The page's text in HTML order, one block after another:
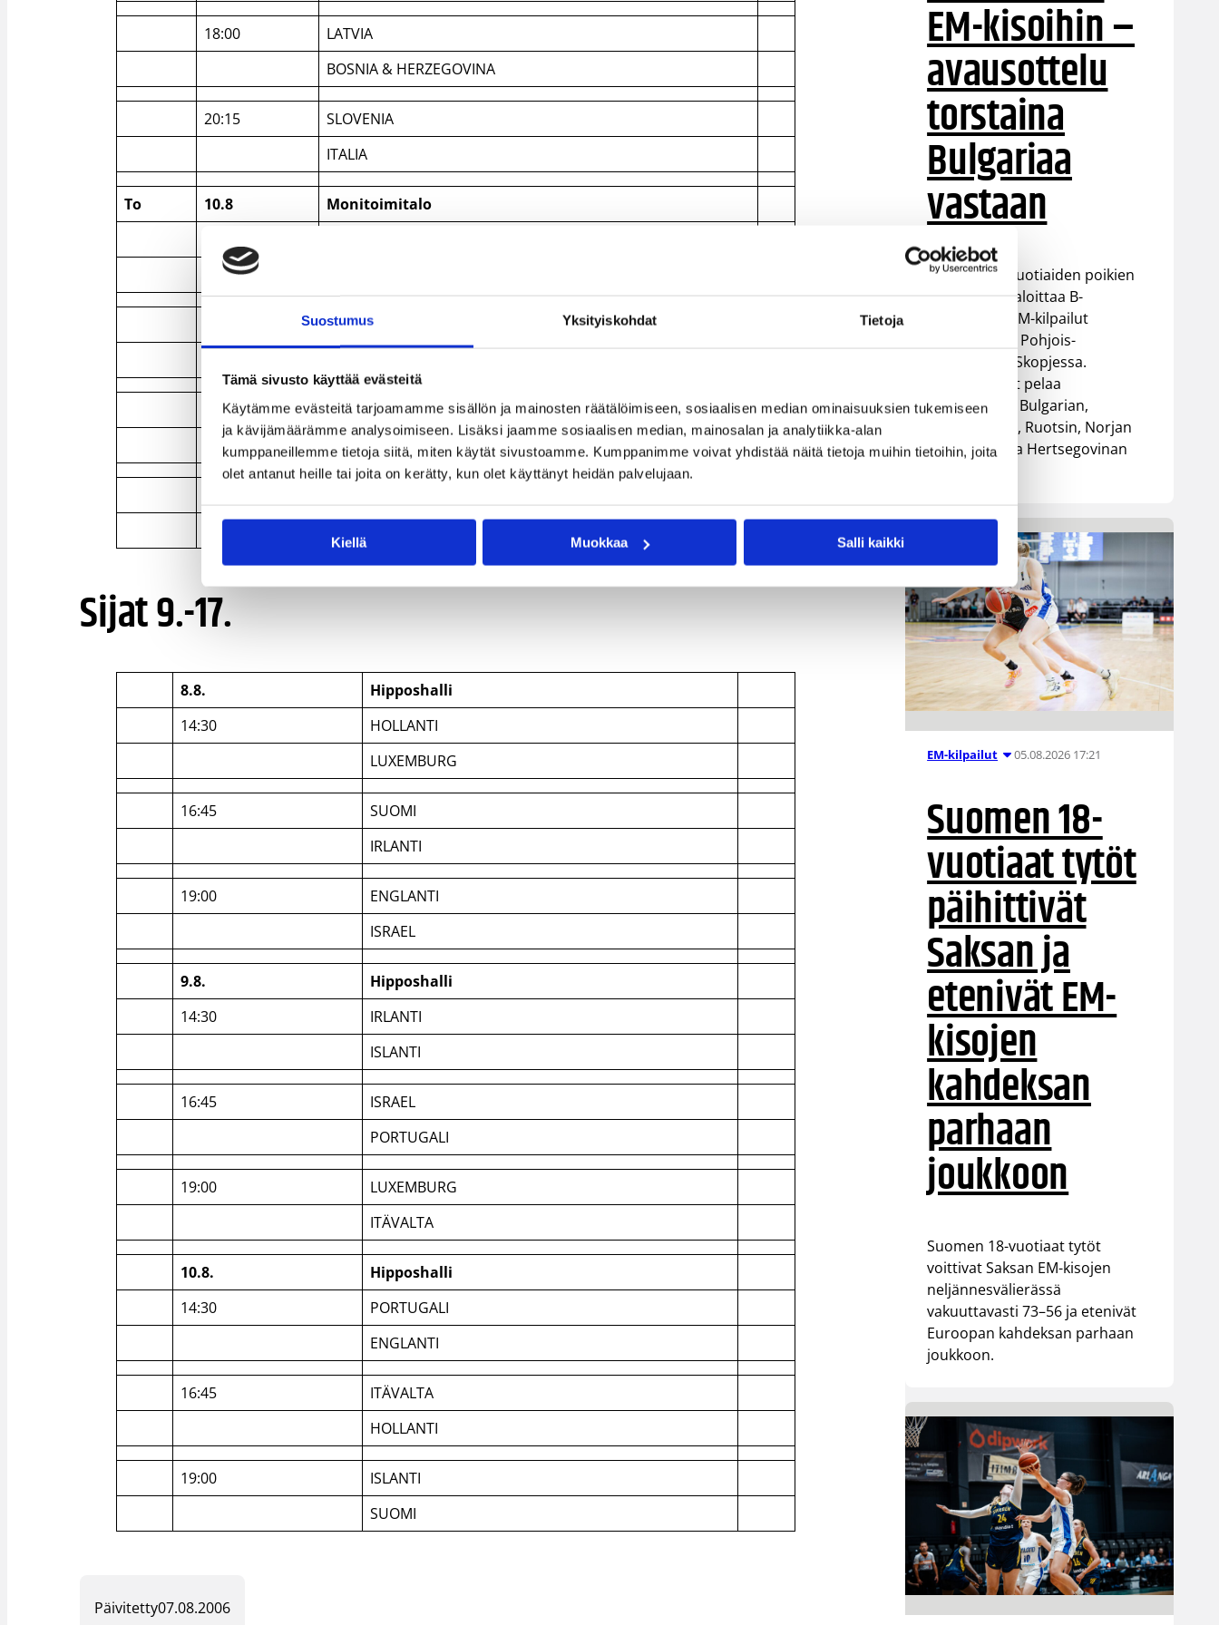
Suostumus Yksityiskohdat Tietoja
Tämä sivusto käyttää evästeitä
Käytämme evästeitä tarjoamamme sisällön ja mainosten räätälöimiseen, sosiaalisen median ominaisuuksien tukemiseen
ja kävijämäärämme analysoimiseen. Lisäksi jaamme sosiaalisen median, mainosalan ja analytiikka-alan
kumppaneillemme tietoja siitä, miten käytät sivustoamme. Kumppanimme voivat yhdistää näitä tietoja muihin tietoihin, joita
olet antanut heille tai joita on kerätty, kun olet käyttänyt heidän palvelujaan.
Kiellä Muokkaa Salli kaikki
18:00
LATVIA
BOSNIA & HERZEGOVINA
20:15
SLOVENIA
ITALIA
To 10.8
Monitoimitalo
BOSNIA & HERZEGOVINA
18:00
LATVIA
SLOVENIA
Sijat 9.-17.
8.8.
Hipposhalli
14:30
HOLLANTI
LUXEMBURG
16:45
SUOMI
IRLANTI
19:00
ENGLANTI
ISRAEL
9.8.
Hipposhalli
14:30
IRLANTI
ISLANTI
16:45
ISRAEL
PORTUGALI
19:00
LUXEMBURG
ITÄVALTA
10.8.
Hipposhalli
14:30
PORTUGALI
ENGLANTI
16:45
ITÄVALTA
HOLLANTI
19:00
ISLANTI
SUOMI
Päivitetty07.08.2006
EM-kisoihin –
avausottelu
torstaina
Bulgariaa
vastaan
Suomen 16-vuotiaiden poikien
maajoukkue aloittaa B-
divisioonan EM-kilpailut
torstaina 6.8. Pohjois-
Makedonian Skopjessa.
Sudenpennut pelaa
alkulohkossa Bulgarian,
Luxemburgin, Ruotsin, Norjan
sekä Bosnia ja Hertsegovinan
EM-kilpailut 05.08.2026 17:21
Suomen 18-
vuotiaat tytöt
päihittivät
Saksan ja
etenivät EM-
kisojen
kahdeksan
parhaan
joukkoon
Suomen 18-vuotiaat tytöt
voittivat Saksan EM-kisojen
neljännesvälierässä
vakuuttavasti 73–56 ja etenivät
Euroopan kahdeksan parhaan
joukkoon.